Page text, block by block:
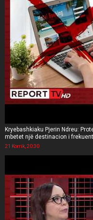
Kryebashkiaku Pjerin Ndreu:
mbetet një destinacion i
21 Korrik, 20:30